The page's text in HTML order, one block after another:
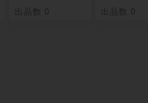
出品数 0 出品数 0